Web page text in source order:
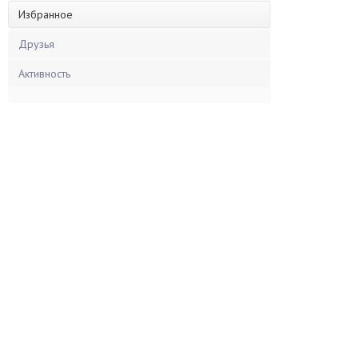
Избранное
Друзья
Активность